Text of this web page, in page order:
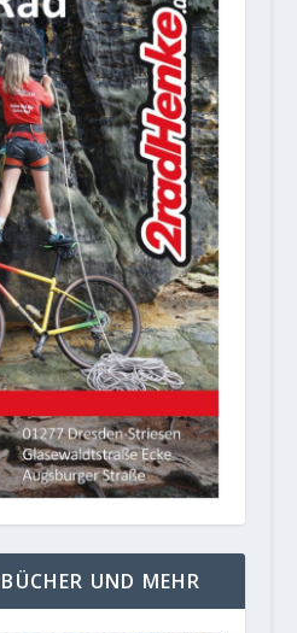
UND MEHR